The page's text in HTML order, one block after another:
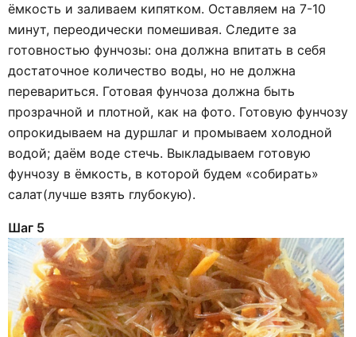
ёмкость и заливаем кипятком. Оставляем на 7-10
минут, переодически помешивая. Следите за
готовностью фунчозы: она должна впитать в себя
достаточное количество воды, но не должна
перевариться. Готовая фунчоза должна быть
прозрачной и плотной, как на фото. Готовую фунчозу
опрокидываем на дуршлаг и промываем холодной
водой; даём воде стечь. Выкладываем готовую
фунчозу в ёмкость, в которой будем «собирать»
салат(лучше взять глубокую).
Шаг 5